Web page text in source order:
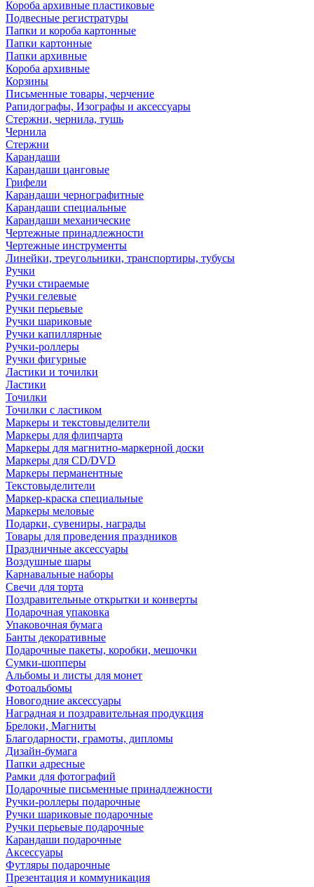
Короба архивные пластиковые
Подвесные регистратуры
Папки и короба картонные
Папки картонные
Папки архивные
Короба архивные
Корзины
Письменные товары, черчение
Рапидографы, Изографы и аксессуары
Стержни, чернила, тушь
Чернила
Стержни
Карандаши
Карандаши цанговые
Грифели
Карандаши чернографитные
Карандаши специальные
Карандаши механические
Чертежные принадлежности
Чертежные инструменты
Линейки, треугольники, транспортиры, тубусы
Ручки
Ручки стираемые
Ручки гелевые
Ручки перьевые
Ручки шариковые
Ручки капиллярные
Ручки-роллеры
Ручки фигурные
Ластики и точилки
Ластики
Точилки
Точилки с ластиком
Маркеры и текстовыделители
Маркеры для флипчарта
Маркеры для магнитно-маркерной доски
Маркеры для CD/DVD
Маркеры перманентные
Текстовыделители
Маркер-краска специальные
Маркеры меловые
Подарки, сувениры, награды
Товары для проведения праздников
Праздничные аксессуары
Воздушные шары
Карнавальные наборы
Свечи для торта
Поздравительные открытки и конверты
Подарочная упаковка
Упаковочная бумага
Банты декоративные
Подарочные пакеты, коробки, мешочки
Сумки-шопперы
Альбомы и листы для монет
Фотоальбомы
Новогодние аксессуары
Наградная и поздравительная продукция
Брелоки, Магниты
Благодарности, грамоты, дипломы
Дизайн-бумага
Папки адресные
Рамки для фотографий
Подарочные письменные принадлежности
Ручки-роллеры подарочные
Ручки шариковые подарочные
Ручки перьевые подарочные
Карандаши подарочные
Аксессуары
Футляры подарочные
Презентация и коммуникация